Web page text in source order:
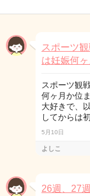
スポーツ
は妊娠何
スポーツ観
何ヶ月か位
大好きで、
してからは
5月10日
よしこ
26週、27